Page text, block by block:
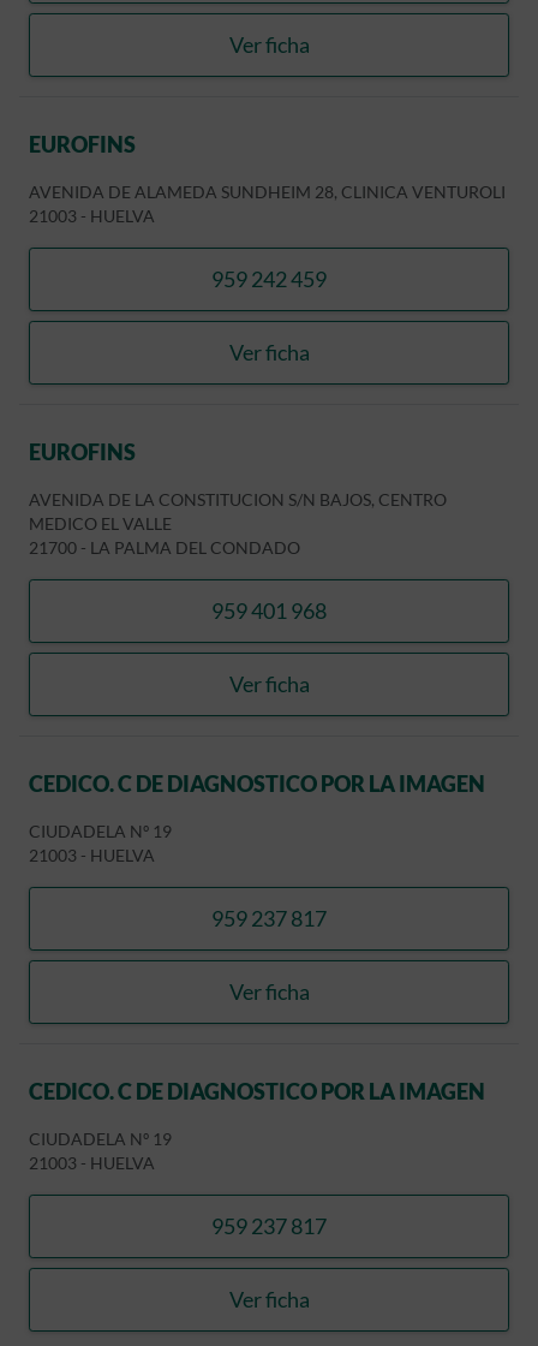
Ver ficha
EUROFINS
EUROFINS
AVENIDA DE ALAMEDA SUNDHEIM 28, CLINICA VENTUROLI
21003 - HUELVA
959 242 459
llamar EUROFINS
Ver ficha
EUROFINS
EUROFINS
AVENIDA DE LA CONSTITUCION S/N BAJOS, CENTRO
MEDICO EL VALLE
21700 - LA PALMA DEL CONDADO
959 401 968
llamar EUROFINS
Ver ficha
EUROFINS
CEDICO. C DE DIAGNOSTICO POR LA IMAGEN
CIUDADELA Nº 19
21003 - HUELVA
959 237 817
llamar CEDICO. C DE
Ver ficha
CEDICO. C DE
CEDICO. C DE DIAGNOSTICO POR LA IMAGEN
CIUDADELA Nº 19
21003 - HUELVA
959 237 817
llamar CEDICO. C DE
Ver ficha
CEDICO. C DE